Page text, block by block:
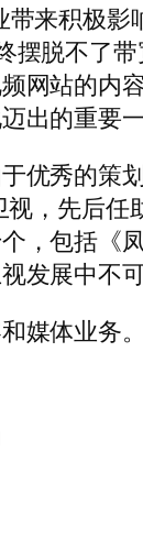
来积极影
脱不了带
网站的内
出的重要
优秀的策
，先后任
，包括《
发展中不可
媒体业务